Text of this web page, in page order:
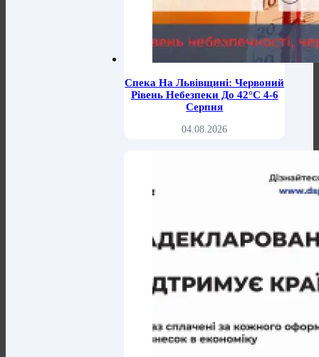
Спека На Львівщині: Червоний
Рівень Небезпеки До 42°C 4-6
Серпня
04.08.2026